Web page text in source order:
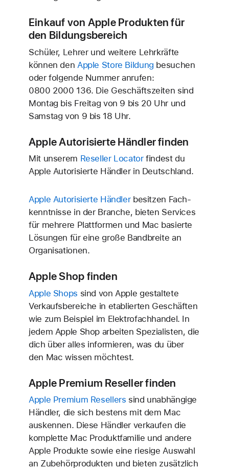
Einkauf von Apple Produkten für
den Bildungsbereich
Schüler, Lehrer und weitere Lehrkräfte
können den Apple Store Bildung besuchen
oder folgende Nummer anrufen:
0800 2000 136. Die Geschäfts­zeiten sind
Montag bis Freitag von 9 bis 20 Uhr und
Samstag von 9 bis 18 Uhr.
Apple Autorisierte Händler finden
Mit unserem Reseller Locatorfindest du
Apple Autorisierte Händler in Deutschland.
Apple Autorisierte Händlerbesitzen Fach­
kenntnisse in der Branche, bieten Services
für mehrere Platt­formen und Mac basierte
Lösungen für eine große Bandbreite an
Organisationen.
Apple Shop finden
Apple Shops sind von Apple gestaltete
Verkaufs­bereiche in etablierten Geschäften
wie zum Beispiel im Elektro­fachhandel. In
jedem Apple Shop arbeiten Spezialisten, die
dich über alles informieren, was du über
den Mac wissen möchtest.
Apple Premium Reseller finden
Apple Premium Resellers sind unabhängige
Händler, die sich bestens mit dem Mac
auskennen. Diese Händler verkaufen die
komplette Mac Produkt­familie und andere
Apple Produkte sowie eine riesige Auswahl
an Zubehör­produkten und bieten zusätzlich